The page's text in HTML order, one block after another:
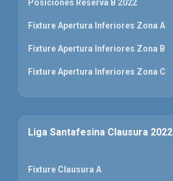
Posiciones Reserva B 2022
Fixture Apertura Inferiores Zona A
Fixture Apertura Inferiores Zona B
Fixture Apertura Inferiores Zona C
Liga Santafesina Clausura 2022
Fixture Clausura A